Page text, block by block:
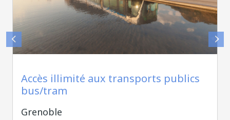
Accès illimité aux transports publics
bus/tram
Grenoble